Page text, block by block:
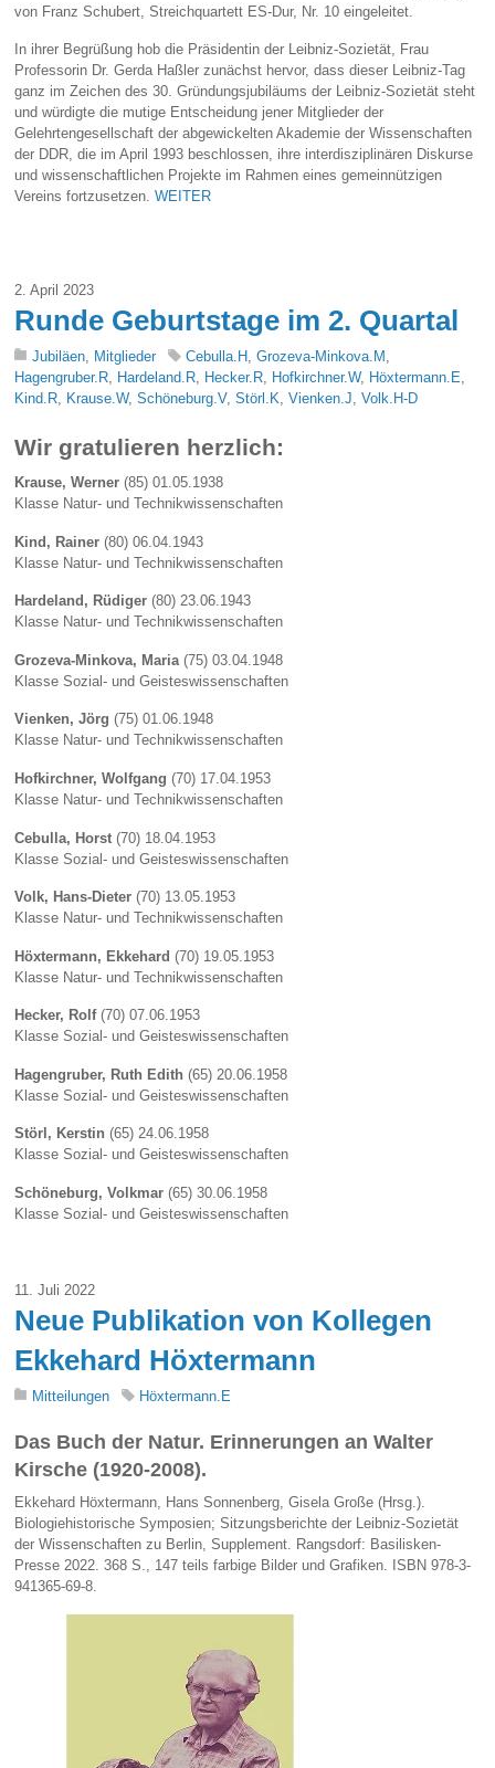
von Franz Schubert, Streichquartett ES-Dur, Nr. 10 eingeleitet.
In ihrer Begrüßung hob die Präsidentin der Leibniz-Sozietät, Frau
Professorin Dr. Gerda Haßler zunächst hervor, dass dieser Leibniz-Tag
ganz im Zeichen des 30. Gründungsjubiläums der Leibniz-Sozietät steht
und würdigte die mutige Entscheidung jener Mitglieder der
Gelehrtengesellschaft der abgewickelten Akademie der Wissenschaften
der DDR, die im April 1993 beschlossen, ihre interdisziplinären Diskurse
und wissenschaftlichen Projekte im Rahmen eines gemeinnützigen
Vereins fortzusetzen.WEITER
2. April 2023
Runde Geburtstage im 2. Quartal
Jubiläen Mitglieder Cebulla.H ,Grozeva-Minkova.M
Hagengruber.R
Hardeland.R Hecker.R Hofkirchner.W, Höxtermann.E
Kind.R
Krause.W,Schöneburg.V,Störl.K ,Vienken.J ,Volk.H-D
Wir gratulieren herzlich:
Krause, Werner (85) 01.05.1938
Klasse Natur- und Technikwissenschaften
Kind, Rainer (80) 06.04.1943
Klasse Natur- und Technikwissenschaften
Hardeland, Rüdiger (80) 23.06.1943
Klasse Natur- und Technikwissenschaften
Grozeva-Minkova, Maria (75) 03.04.1948
Klasse Sozial- und Geisteswissenschaften
Vienken, Jörg (75) 01.06.1948
Klasse Natur- und Technikwissenschaften
Hofkirchner, Wolfgang (70) 17.04.1953
Klasse Natur- und Technikwissenschaften
Cebulla, Horst (70) 18.04.1953
Klasse Sozial- und Geisteswissenschaften
Volk, Hans-Dieter (70) 13.05.1953
Klasse Natur- und Technikwissenschaften
Höxtermann, Ekkehard (70) 19.05.1953
Klasse Natur- und Technikwissenschaften
Hecker, Rolf(70) 07.06.1953
Klasse Sozial- und Geisteswissenschaften
Hagengruber, Ruth Edith (65) 20.06.1958
Klasse Sozial- und Geisteswissenschaften
Störl, Kerstin (65) 24.06.1958
Klasse Sozial- und Geisteswissenschaften
Schöneburg, Volkmar (65) 30.06.1958
Klasse Sozial- und Geisteswissenschaften
11. Juli 2022
Neue Publikation von Kollegen
Ekkehard Höxtermann
Mitteilungen Höxtermann.E
Das Buch der Natur. Erinnerungen an Walter
Kirsche (1920-2008).
Ekkehard Höxtermann, Hans Sonnenberg, Gisela Große (Hrsg.).
Biologiehistorische Symposien; Sitzungsberichte der Leibniz-Sozietät
der Wissenschaften zu Berlin, Supplement. Rangsdorf: Basilisken-
Presse 2022. 368 S., 147 teils farbige Bilder und Grafiken. ISBN 978-3-
941365-69-8.